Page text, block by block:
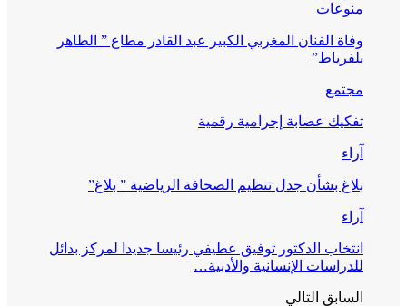
منوعات
وفاة الفنان المغربي الكبير عبد القادر مطاع ” الطاهر
بلفرياط”
مجتمع
تفكيك عصابة إجرامية رقمية
آراء
بلاغ بشأن جدل تنظيم الصحافة الرياضية ” بلاغ”
آراء
انتخاب الدكتور توفيق عطيفي رئيسا جديدا لمركز بدائل
للدراسات الإنسانية والأدبية…
السابق التالي